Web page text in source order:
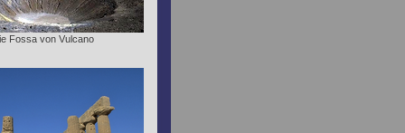
Fossa von Vulcano